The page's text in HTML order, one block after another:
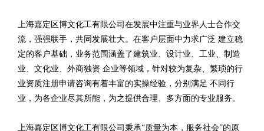
上海嘉定区博文化工有限公司在发展中注重与业界人士合作交
流，强强联手，共同发展壮大。在客户层面中力求广泛 建立稳
定的客户基础，业务范围涵盖了建筑业、设计业、工业、制造
业、文化业、外商独资 企业等领域，针对较为复杂、繁琐的行
业资质注册申请咨询有着丰富的实操经验，分别满足 不同行
业，为各企业尽其所能，为之提供合理、多方面的专业服务。
上海嘉定区博文化工有限公司秉承“质量为本，服务社会”的原